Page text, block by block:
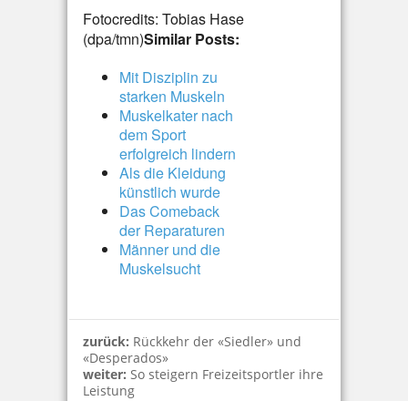
Fotocredits: Tobias Hase
(dpa/tmn)Similar Posts:
Mit Disziplin zu
starken Muskeln
Muskelkater nach
dem Sport
erfolgreich lindern
Als die Kleidung
künstlich wurde
Das Comeback
der Reparaturen
Männer und die
Muskelsucht
zurück: Rückkehr der «Siedler» und
«Desperados»
weiter: So steigern Freizeitsportler ihre
Leistung